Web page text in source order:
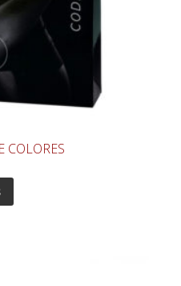
COLORES